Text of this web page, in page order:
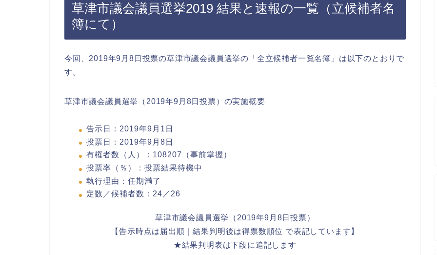
草津市議会議員選挙2019 結果と速報の一覧（立候補者名
簿にて）
今回、2019年9月8日投票の草津市議会議員選挙の「全立候補者一覧名簿」は以下のとおりで
す。
草津市議会議員選挙（2019年9月8日投票）の実施概要
告示日：2019年9月1日
投票日：2019年9月8日
有権者数（人）：108207（事前掌握）
投票率（％）：投票結果待機中
執行理由：任期満了
定数／候補者数：24／26
草津市議会議員選挙（2019年9月8日投票）
【告示時点は届出順｜結果判明後は得票数順位 で表記しています】
★結果判明表は下段に追記します